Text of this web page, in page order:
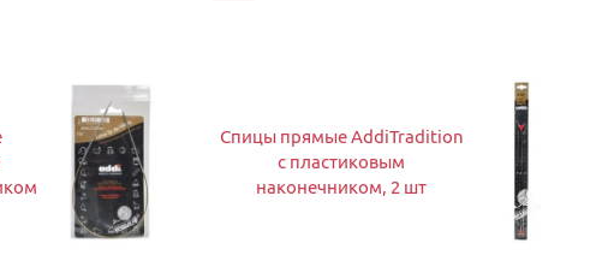
Спицы прямые AddiTradition
с пластиковым
наконечником, 2 шт